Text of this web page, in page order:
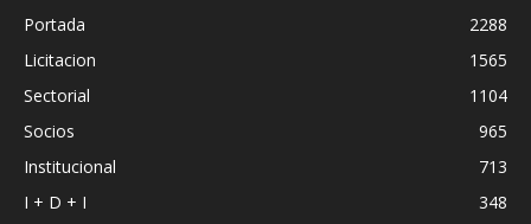
Portada
2288
Licitacion
1565
Sectorial
1104
Socios
965
Institucional
713
I + D + I
348